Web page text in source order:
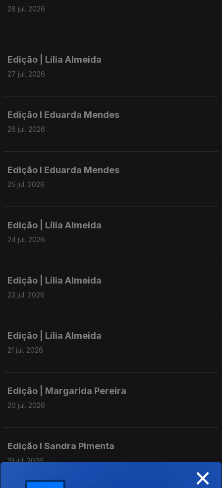
28 jul. 2026
Edição | Lília Almeida
27 jul. 2026
Edição I Eduarda Mendes
26 jul. 2026
Edição I Eduarda Mendes
25 jul. 2026
Edição | Lília Almeida
24 jul. 2026
Edição | Lília Almeida
23 jul. 2026
Edição | Lília Almeida
21 jul. 2026
Edição | Margarida Pereira
20 jul. 2026
Edição I Sandra Pimenta
19 jul. 2026 ×